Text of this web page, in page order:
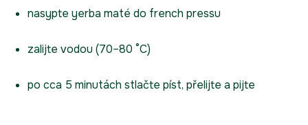
nasypte yerba maté do french pressu
zalijte vodou (70–80 °C)
po cca 5 minutách stlačte píst, přelijte a pijte